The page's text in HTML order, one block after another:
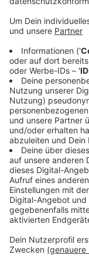
Anzeige
Der Detektiv
beobachtet wie
eine Tüte
übereinander
der
und die Polizei
Die Beamten
Tatverdächtigen
gefunden. Sie
bei sich.
Anzeige